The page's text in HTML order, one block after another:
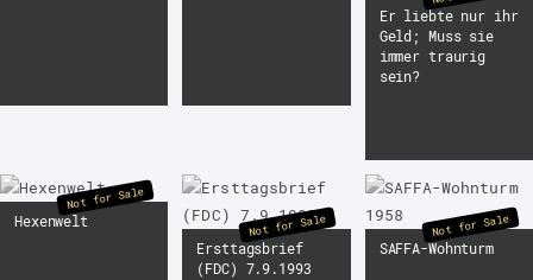
Er liebte nur ihr
Geld; Muss sie
immer traurig
sein?
Hexenwelt
Not for Sale
Ersttagsbrief
(FDC) 7.9.1993
Not for Sale
SAFFA-Wohnturm
Not for Sale